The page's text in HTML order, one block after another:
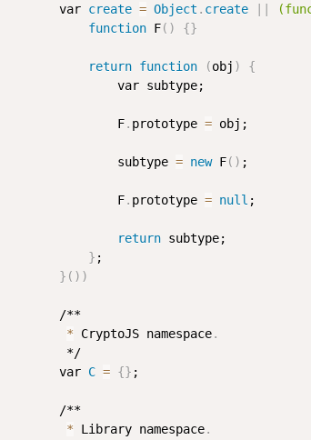
        var
create = Object . create
function F( ) {}
return function (obj )
{
                var subtype;
                F
. prototype = obj;
                subtype
= new F( ) ;
                F
. prototype = null ;
return subtype;
} ;
} ( ) )
        /**
* CryptoJS namespace.
         */
        var
C = {} ;
        /**
* Library namespace.